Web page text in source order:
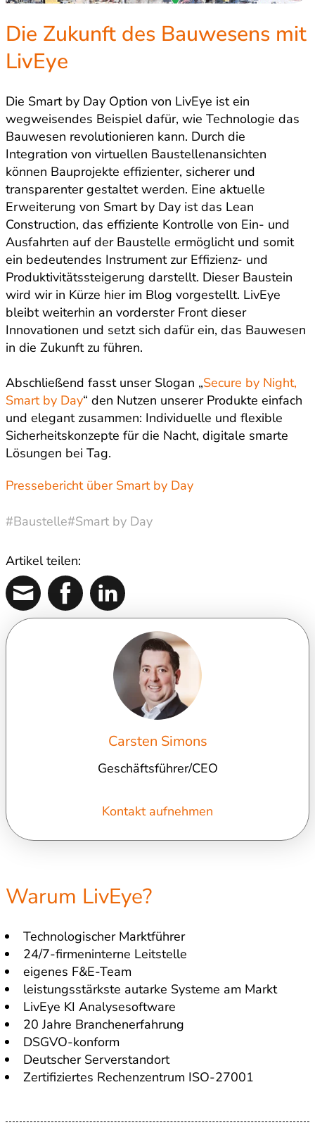
Die Zukunft des Bauwesens mit
LivEye
Die Smart by Day Option von LivEye ist ein
wegweisendes Beispiel dafür, wie Technologie das
Bauwesen revolutionieren kann. Durch die
Integration von virtuellen Baustellenansichten
können Bauprojekte effizienter, sicherer und
transparenter gestaltet werden. Eine aktuelle
Erweiterung von Smart by Day ist das Lean
Construction, das effiziente Kontrolle von Ein- und
Ausfahrten auf der Baustelle ermöglicht und somit
ein bedeutendes Instrument zur Effizienz- und
Produktivitätssteigerung darstellt. Dieser Baustein
wird wir in Kürze hier im Blog vorgestellt. LivEye
bleibt weiterhin an vorderster Front dieser
Innovationen und setzt sich dafür ein, das Bauwesen
in die Zukunft zu führen.
Abschließend fasst unser Slogan „Secure by Night,
Smart by Day“ den Nutzen unserer Produkte einfach
und elegant zusammen: Individuelle und flexible
Sicherheitskonzepte für die Nacht, digitale smarte
Lösungen bei Tag.
Pressebericht über Smart by Day
#Baustelle#Smart by Day
Artikel teilen:
Carsten Simons
Geschäftsführer/CEO
Kontakt aufnehmen
Warum LivEye?
Technologischer Marktführer
24/7-firmeninterne Leitstelle
eigenes F&E-Team
leistungsstärkste autarke Systeme am Markt
LivEye KI Analysesoftware
20 Jahre Branchenerfahrung
DSGVO-konform
Deutscher Serverstandort
Zertifiziertes Rechenzentrum ISO-27001